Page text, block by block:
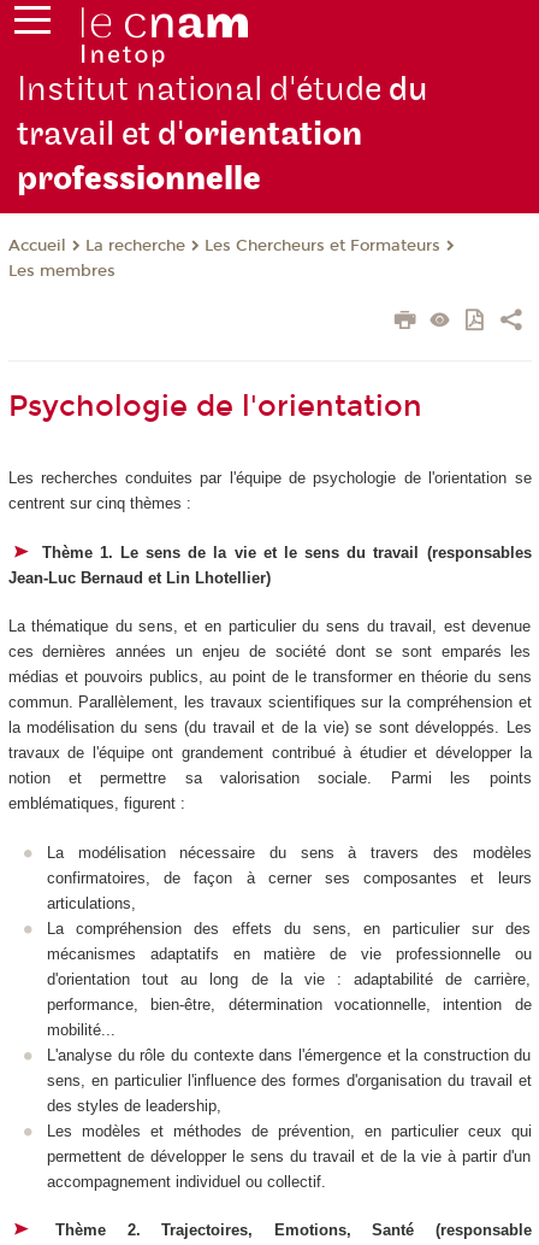
Institut national d'étude du
travail et d'orientation
professionnelle
Accueil La recherche
Les Chercheurs et Formateurs
Les membres
Psychologie de l'orientation
Les recherches conduites par l'équipe de psychologie de l'orientation se
centrent sur cinq thèmes :
Thème 1. Le sens de la vie et le sens du travail (responsables
Jean-Luc Bernaud et Lin Lhotellier)
La thématique du sens, et en particulier du sens du travail, est devenue
ces dernières années un enjeu de société dont se sont emparés les
médias et pouvoirs publics, au point de le transformer en théorie du sens
commun. Parallèlement, les travaux scientifiques sur la compréhension et
la modélisation du sens (du travail et de la vie) se sont développés. Les
travaux de l'équipe ont grandement contribué à étudier et développer la
notion et permettre sa valorisation sociale. Parmi les points
emblématiques, figurent :
La modélisation nécessaire du sens à travers des modèles
confirmatoires, de façon à cerner ses composantes et leurs
articulations,
La compréhension des effets du sens, en particulier sur des
mécanismes adaptatifs en matière de vie professionnelle ou
d'orientation tout au long de la vie : adaptabilité de carrière,
performance, bien-être, détermination vocationnelle, intention de
mobilité...
L'analyse du rôle du contexte dans l'émergence et la construction du
sens, en particulier l'influence des formes d'organisation du travail et
des styles de leadership,
Les modèles et méthodes de prévention, en particulier ceux qui
permettent de développer le sens du travail et de la vie à partir d'un
accompagnement individuel ou collectif.
Thème 2. Trajectoires, Emotions, Santé (responsable